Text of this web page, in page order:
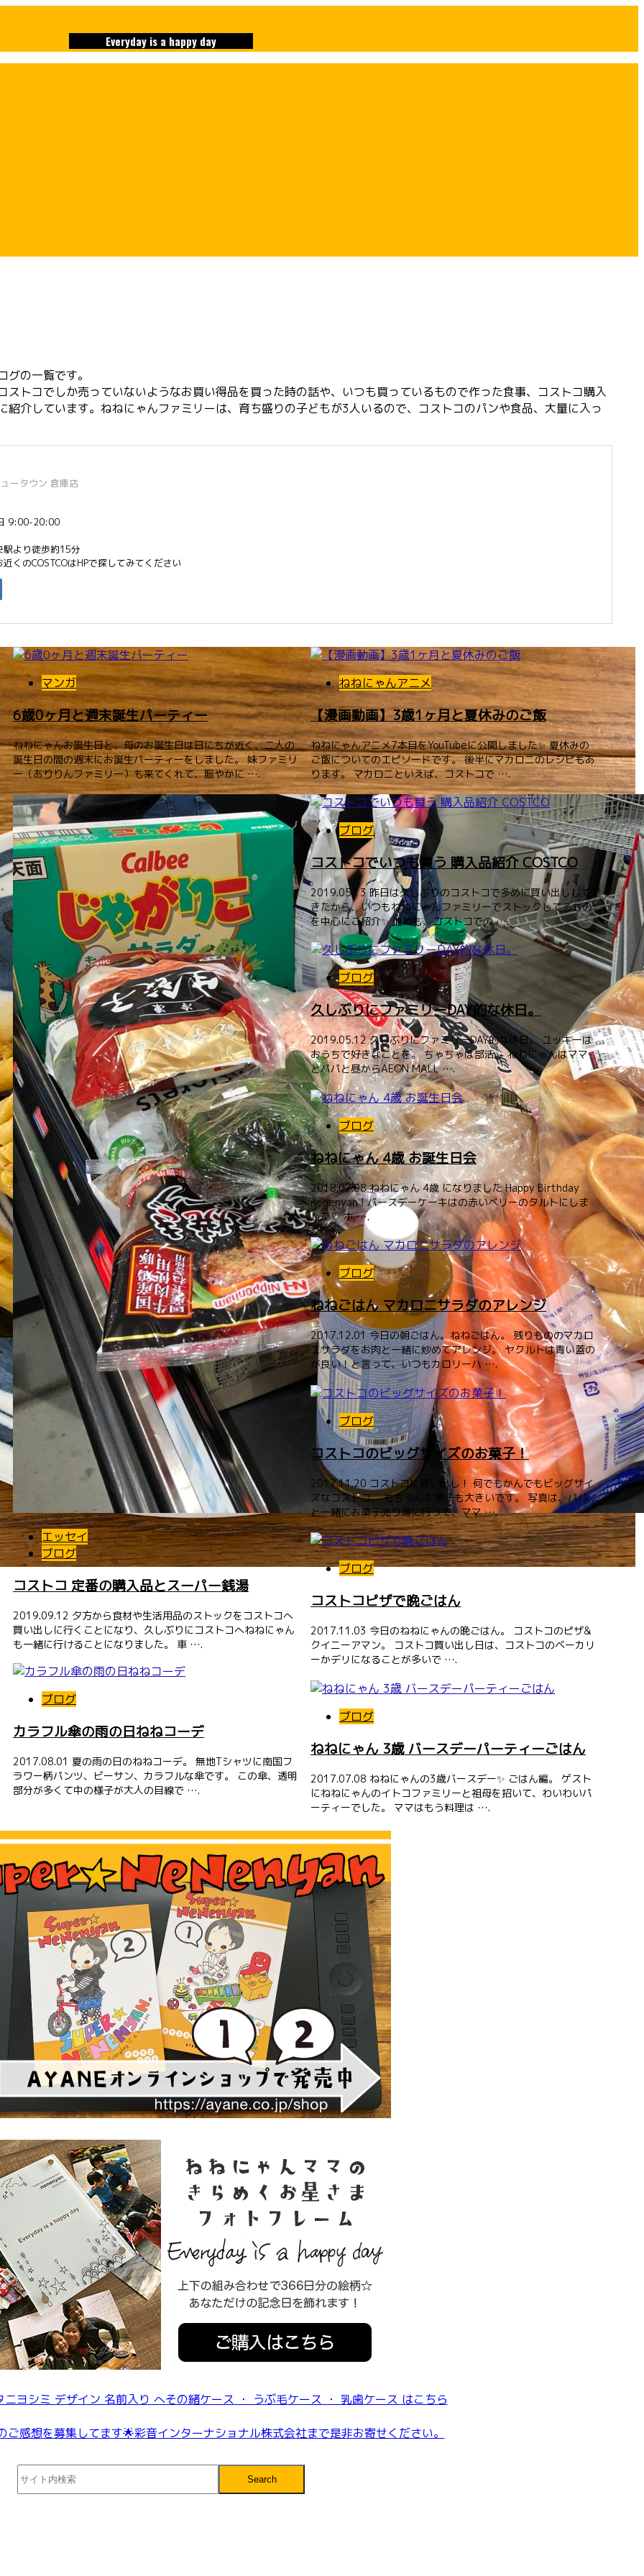
Everyday is a happy day
の一覧です。
トコでしか売っていないようなお買い得品を買った時の話や、いつも買っているもので作った食事、コストコ購入
介しています。ねねにゃんファミリーは、育ち盛りの子どもが3人いるので、コストコのパンや食品、大量に入っ
ータウン 倉庫店
9:00-20:00
駅より徒歩約15分
くのCOSTCOはHPで探してみてください
マンガ
6歳0ヶ月と週末誕生パーティー
ねねにゃんお誕生日と、母のお誕生日は日にちが近く、二人の
誕生日の間の週末にお誕生パーティーをしました。 妹ファミリ
ー（ありりんファミリー）も来てくれて、賑やかに ….
ねねにゃんアニメ
【漫画動画】3歳1ヶ月と夏休みのご飯
ねねにゃんアニメ7本目をYouTubeに公開しました✨ 夏休みの
ご飯についてのエピソードです。 後半にマカロニのレシピもあ
ります。 マカロニといえば、コストコで ….
エッセイ
ブログ
コストコ 定番の購入品とスーパー銭湯
2019.09.12 夕方から食材や生活用品のストックをコストコへ
買い出しに行くことになり、久しぶりにコストコへねねにゃん
も一緒に行けることになりました。 車 ….
ブログ
コストコでいつも買う 購入品紹介 COSTCO
2019.05.13 昨日は久しぶりのコストコで多めに買い出しして
きたから、いつもねねにゃんファミリーでストックしてるもの
を中心にご紹介✨ 他にも、コストコでの ….
ブログ
久しぶりにファミリーDAY的な休日。
2019.05.12 久しぶりにファミリーDAY的な休日。 ユッキーは
おうちで好きなことを。 ちゃちゃは部活。 ねねにゃんはママ
とパパと昼からAEON MALL ….
ブログ
ねねにゃん 4歳 お誕生日会
2018.07.08 ねねにゃん 4歳 になりました Happy Birthday
nenenyan ! バースデーケーキはの赤いベリーのタルトにしま
した♡ ホ ….
ブログ
ねねごはん マカロニサラダのアレンジ
2017.12.01 今日の朝ごはん。ねねごはん。 残りもののマカロ
ニサラダをお肉と一緒に炒めてアレンジ。 ヤクルトは青い蓋の
が良い！と言って、いつもカロリーハ ….
ブログ
コストコのビッグサイズのお菓子！
2017.11.20 コストコに買い出し！ 何でもかんでもビッグサイ
ズなコストコ。 もちろんお菓子も大きいです。 写真は、パパ
と一緒にお菓子売り場に行って、ママ ….
ブログ
コストコピザで晩ごはん
2017.11.03 今日のねねにゃんの晩ごはん。 コストコのピザ&
クイニーアマン。 コストコ買い出し日は、コストコのベーカリ
ーかデリになることが多いで ….
ブログ
カラフル傘の雨の日ねねコーデ
2017.08.01 夏の雨の日のねねコーデ。 無地Tシャツに南国フ
ラワー柄パンツ、ビーサン、カラフルな傘です。 この傘、透明
部分が多くて中の様子が大人の目線で ….
ブログ
ねねにゃん 3歳 バースデーパーティーごはん
2017.07.08 ねねにゃんの3歳バースデー✨ ごはん編。 ゲスト
にねねにゃんのイトコファミリーと祖母を招いて、わいわいパ
ーティーでした。 ママはもう料理は ….
Search